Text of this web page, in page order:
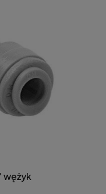
wężyk